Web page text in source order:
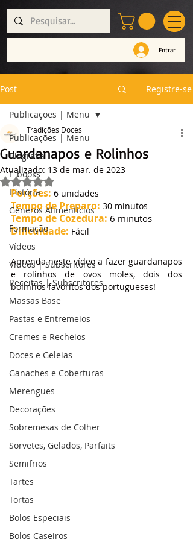
Entrar
Post Registre-se
Publicações | Menu
Biografia
E-books
História
Géneros Alimentícios
Formação
Vídeos
Vídeos | Subscritores
Receitas | Subscritores
Massas Base
Pastas e Entremeios
Cremes e Recheios
Doces e Geleias
Ganaches e Coberturas
Merengues
Decorações
Sobremesas de Colher
Sorvetes, Gelados, Parfaits
Semifrios
Tartes
Tortas
Bolos Especiais
Bolos Caseiros
Publicações | Menu
Guardanapos e Rolinhos
Tradições Doces
Atualizado: 13 de mar. de 2023
Avaliado com NaN de 5 estrelas.
Porções: 6 unidades
Tempo de Preparo: 30 minutos
Tempo de Cozedura: 6 minutos
Dificuldade: Fácil
Aprenda neste vídeo a fazer guardanapos
e rolinhos de ovos moles, dois dos
bolinhos favoritos dos portugueses!